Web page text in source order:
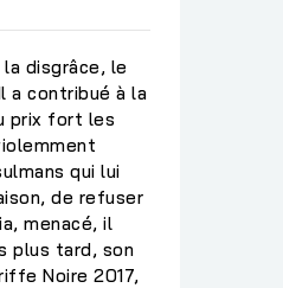
la disgrâce, le
a contribué à la
prix fort les
qui lui
de refuser
menacé, il
plus tard, son
Noire 2017,